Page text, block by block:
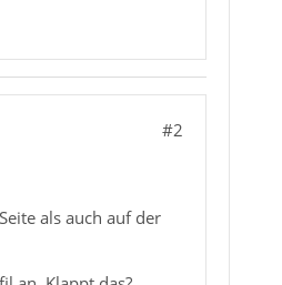
#2
als auch auf der